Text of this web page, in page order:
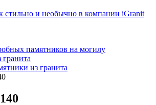
стильно и необычно в компании iGranit
памятников на могилу
из гранита